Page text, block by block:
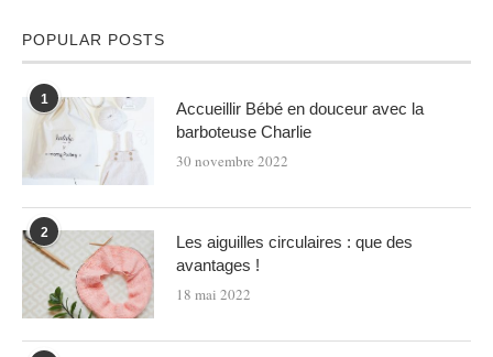
POPULAR POSTS
1
Accueillir Bébé en douceur avec la
barboteuse Charlie
30 novembre 2022
2
Les aiguilles circulaires : que des
avantages !
18 mai 2022